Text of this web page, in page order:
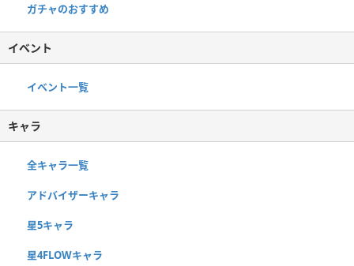
ガチャのおすすめ
イベント
イベント一覧
キャラ
全キャラ一覧
アドバイザーキャラ
星5キャラ
星4FLOWキャラ